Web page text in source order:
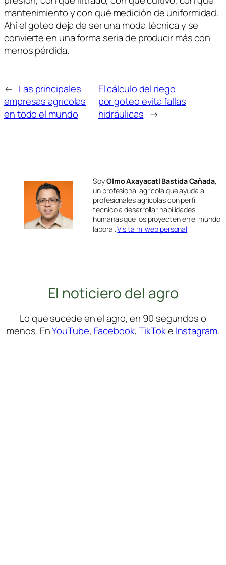
mantenimiento y con qué medición de uniformidad.
Ahí el goteo deja de ser una moda técnica y se
convierte en una forma seria de producir más con
menos pérdida.
← Las principales
empresas agrícolas
en todo el mundo
El cálculo del riego
por goteo evita fallas
hidráulicas →
SoyOlmo Axayacatl Bastida Cañada,
un profesional agrícola que ayuda a
profesionales agrícolas con perfil
técnico a desarrollar habilidades
humanas que los proyecten en el mundo
laboral.Visita mi web personal
El noticiero del agro
Lo que sucede en el agro, en 90 segundos o
menos. EnYouTube, Facebook, TikToke Instagram.